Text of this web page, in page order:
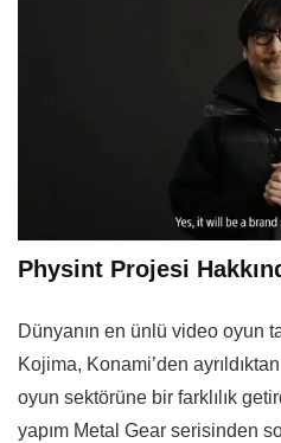
Physint Projesi
Dünyanın en ünlü video oyun
Kojima, Konami’den
oyun sektörüne bir farklılık
yapım Metal Gear serisinden